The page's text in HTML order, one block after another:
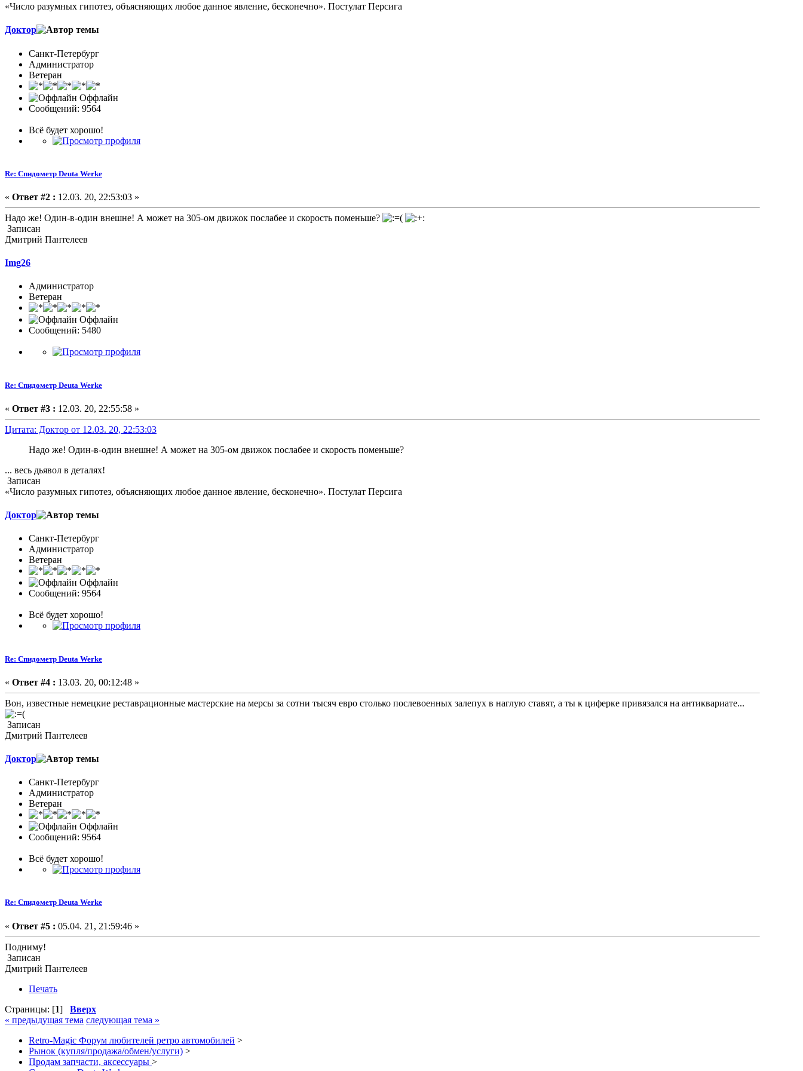
«Число разумных гипотез, объясняющих любое данное явление, бесконечно». Постулат Персига
Доктор
Санкт-Петербург
Администратор
Ветеран
Оффлайн
Сообщений: 9564
Всё будет хорошо!
Re: Спидометр Deuta Werke
« Ответ #2 : 12.03. 20, 22:53:03 »
Надо же! Один-в-один внешне! А может на 305-ом движок послабее и скорость поменьше?
Записан
Дмитрий Пантелеев
Img26
Администратор
Ветеран
Оффлайн
Сообщений: 5480
Re: Спидометр Deuta Werke
« Ответ #3 : 12.03. 20, 22:55:58 »
Цитата: Доктор от 12.03. 20, 22:53:03
Надо же! Один-в-один внешне! А может на 305-ом движок послабее и скорость поменьше?
... весь дьявол в деталях!
Записан
«Число разумных гипотез, объясняющих любое данное явление, бесконечно». Постулат Персига
Доктор
Санкт-Петербург
Администратор
Ветеран
Оффлайн
Сообщений: 9564
Всё будет хорошо!
Re: Спидометр Deuta Werke
« Ответ #4 : 13.03. 20, 00:12:48 »
Вон, известные немецкие реставрационные мастерские на мерсы за сотни тысяч евро столько послевоенных залепух в наглую ставят, а ты к циферке привязался на антиквариате...
Записан
Дмитрий Пантелеев
Доктор
Санкт-Петербург
Администратор
Ветеран
Оффлайн
Сообщений: 9564
Всё будет хорошо!
Re: Спидометр Deuta Werke
« Ответ #5 : 05.04. 21, 21:59:46 »
Подниму!
Записан
Дмитрий Пантелеев
Печать
Страницы: [1] Вверх
« предыдущая тема следующая тема »
Retro-Magic Форум любителей ретро автомобилей >
Рынок (купля/продажа/обмен/услуги) >
Продам запчасти, аксессуары >